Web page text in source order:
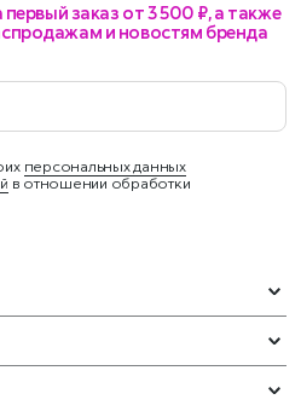
заказ от 3 500 ₽, а также
и новостям бренда
персональных данных
в отношении обработки